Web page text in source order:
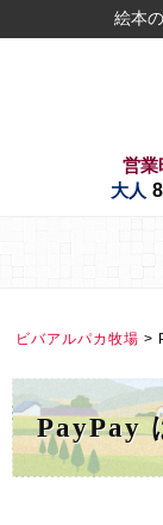
絵本
営業
大人
ビバアルパカ牧場 >
PayPay